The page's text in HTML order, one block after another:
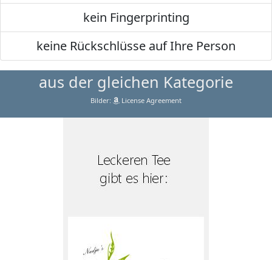
kein Fingerprinting
keine Rückschlüsse auf Ihre Person
aus der gleichen Kategorie
Bilder: License Agreement